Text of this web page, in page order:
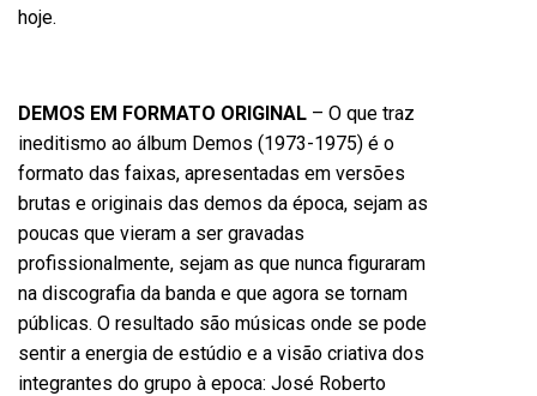
hoje.
DEMOS EM FORMATO ORIGINAL – O que traz
ineditismo ao álbum Demos (1973-1975) é o
formato das faixas, apresentadas em versões
brutas e originais das demos da época, sejam as
poucas que vieram a ser gravadas
profissionalmente, sejam as que nunca figuraram
na discografia da banda e que agora se tornam
públicas. O resultado são músicas onde se pode
sentir a energia de estúdio e a visão criativa dos
integrantes do grupo à epoca: José Roberto